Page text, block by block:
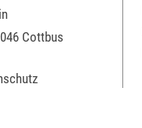
Cottbus